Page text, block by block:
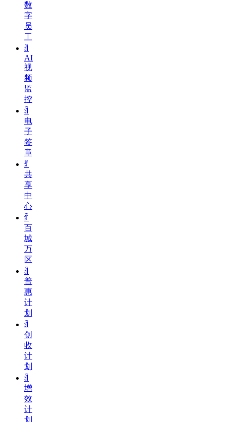
数
字
员
工
ꀉ
AI
视
频
监
控
ꀉ
电
子
签
章
ꄁ
共
享
中
心
ꄁ
百
城
万
区
ꀉ
普
惠
计
划
ꀉ
创
收
计
划
ꀉ
增
效
计
划